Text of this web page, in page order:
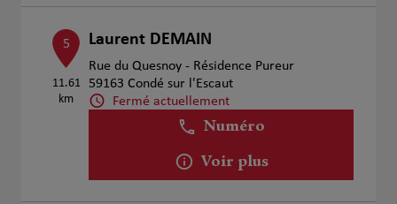
5
11.61
km
Laurent DEMAIN
Rue du Quesnoy - Résidence Pureur
59163 Condé sur l'Escaut
Fermé actuellement
Numéro
Voir plus